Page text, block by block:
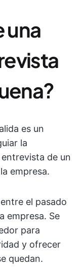
una
es un
la
de un
empresa.
el pasado
empresa. Se
para
y ofrecer
quedan.